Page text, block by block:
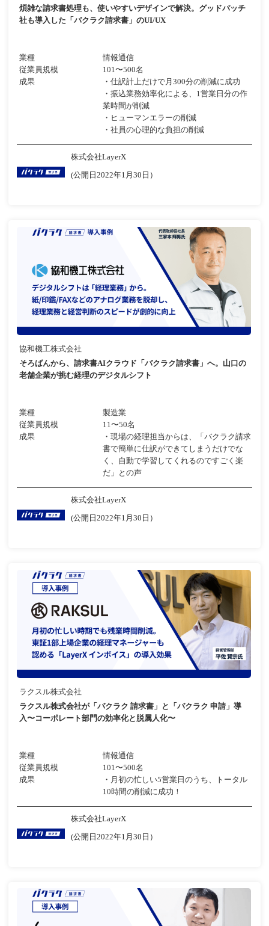
煩雑な請求書処理も、使いやすいデザインで解決。グッドパッチ
社も導入した「バクラク請求書」のUI/UX
業種
情報通信
従業員規模
101〜500名
成果
・仕訳計上だけで月300分の削減に成功
・振込業務効率化による、1営業日分の作
業時間が削減
・ヒューマンエラーの削減
・社員の心理的な負担の削減
株式会社LayerX
(公開日2022年1月30日）
協和機工株式会社
そろばんから、請求書AIクラウド「バクラク請求書」へ。山口の
老舗企業が挑む経理のデジタルシフト
業種
製造業
従業員規模
11〜50名
成果
・現場の経理担当からは、「バクラク請求
書で簡単に仕訳ができてしまうだけでな
く、自動で学習してくれるのですごく楽
だ」との声
株式会社LayerX
(公開日2022年1月30日）
ラクスル株式会社
ラクスル株式会社が「バクラク 請求書」と「バクラク 申請」導
入〜コーポレート部門の効率化と脱属人化〜
業種
情報通信
従業員規模
101〜500名
成果
・月初の忙しい5営業日のうち、トータル
10時間の削減に成功！
株式会社LayerX
(公開日2022年1月30日）